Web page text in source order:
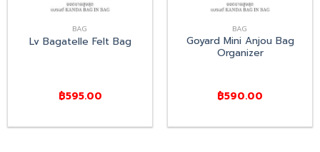
BAG
Lv Bagatelle Felt Bag
฿595.00
BAG
Goyard Mini Anjou Bag
Organizer
฿590.00